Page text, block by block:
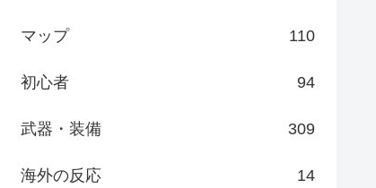
マップ 110
初心者 94
武器・装備 309
海外の反応 14